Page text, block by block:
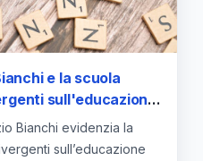
e la scuola
sull'educazione
Bianchi evidenzia la
sull’educazione